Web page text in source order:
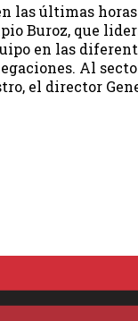
las últimas
Buroz, que
en las
Al
el director